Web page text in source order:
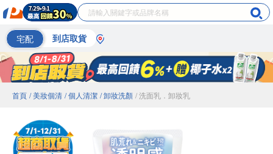
宅配 到店取貨
首頁 / 美妝個清 / 個人清潔 / 卸妝洗顏 / 洗面乳．卸妝乳